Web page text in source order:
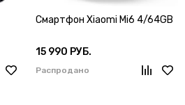
Смартфон Xiaomi Mi6 4/64GB
15 990 РУБ.
Распродано